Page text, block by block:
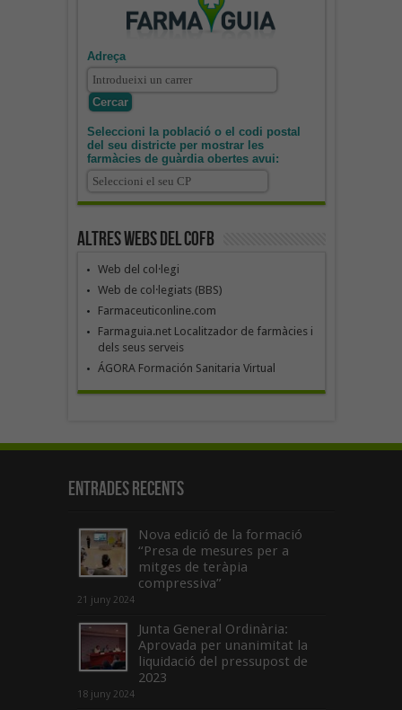
Adreça
Seleccioni la població o el codi postal
del seu districte per mostrar les
farmàcies de guàrdia obertes avui:
Altres webs del COFB
Web del col·legi
Web de col·legiats (BBS)
Farmaceuticonline.com
Farmaguia.net Localitzador de farmàcies i
dels seus serveis
ÁGORA Formación Sanitaria Virtual
Entrades recents
Nova edició de la formació
“Presa de mesures per a
mitges de teràpia
compressiva”
21 juny 2024
Junta General Ordinària:
Aprovada per unanimitat la
liquidació del pressupost de
2023
18 juny 2024